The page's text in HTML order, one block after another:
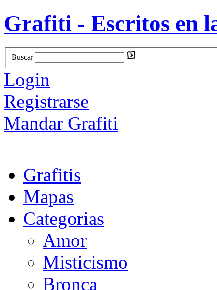
Grafiti - Escritos en
Buscar
Login
Registrarse
Mandar Grafiti
Grafitis
Mapas
Categorias
Amor
Misticismo
Bronca